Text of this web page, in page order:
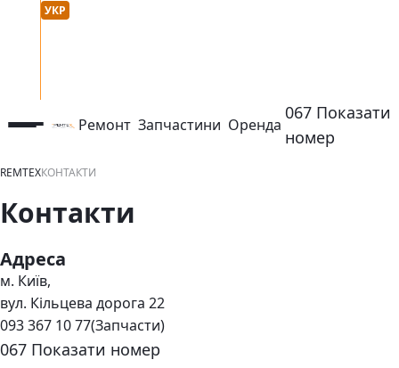
Мова сайту :
УКР
відкрити або закрити навігаційне меню
Ремонт Запчастини Оренда контактный
067 Показати
номер
REMTEXКОНТАКТИ
Контакти
Адреса
м. Київ,
вул. Кільцева дорога 22
093 367 10 77(Запчасти)
контактный номер телефона:
067 Показати номер